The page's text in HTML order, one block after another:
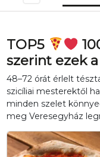
TOP5
szerint ezek
48–72 órát érlelt
szicíliai mesterektől
minden szelet
meg Veresegyház